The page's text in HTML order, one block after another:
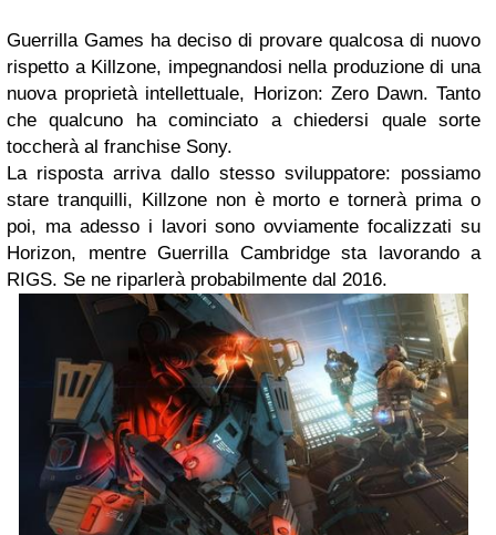
Guerrilla Games ha deciso di provare qualcosa di nuovo
rispetto a Killzone, impegnandosi nella produzione di una
nuova proprietà intellettuale, Horizon: Zero Dawn. Tanto
che qualcuno ha cominciato a chiedersi quale sorte
toccherà al franchise Sony.
La risposta arriva dallo stesso sviluppatore: possiamo
stare tranquilli, Killzone non è morto e tornerà prima o
poi, ma adesso i lavori sono ovviamente focalizzati su
Horizon, mentre Guerrilla Cambridge sta lavorando a
RIGS. Se ne riparlerà probabilmente dal 2016.